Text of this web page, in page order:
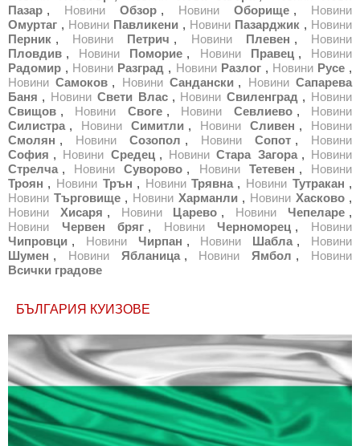
Пазар , Новини Обзор , Новини Оборище , Новини
Омуртаг , Новини Павликени , Новини Пазарджик , Новини
Перник , Новини Петрич , Новини Плевен , Новини
Пловдив , Новини Поморие , Новини Правец , Новини
Радомир , Новини Разград , Новини Разлог , Новини Русе ,
Новини Самоков , Новини Сандански , Новини Сапарева
Баня , Новини Свети Влас , Новини Свиленград , Новини
Свищов , Новини Своге , Новини Севлиево , Новини
Силистра , Новини Симитли , Новини Сливен , Новини
Смолян , Новини Созопол , Новини Сопот , Новини
София , Новини Средец , Новини Стара Загора , Новини
Стрелча , Новини Суворово , Новини Тетевен , Новини
Троян , Новини Трън , Новини Трявна , Новини Тутракан ,
Новини Търговище , Новини Харманли , Новини Хасково ,
Новини
Хисаря , Новини Царево , Новини Чепеларе ,
Новини
Червен бряг , Новини Черноморец , Новини
Чипровци , Новини Чирпан , Новини Шабла , Новини
Шумен , Новини Ябланица , Новини Ямбол , Новини
Всички градове
БЪЛГАРИЯ КУИЗОВЕ